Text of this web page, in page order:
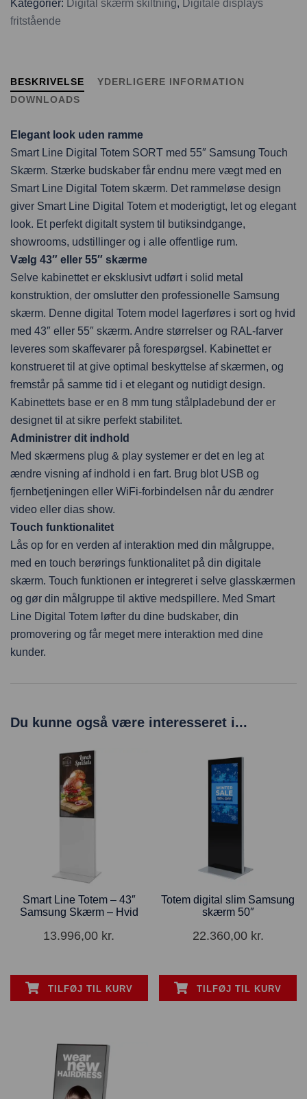
Kategorier: Digital skærm skiltning,
Digitale displays
fritstående
BESKRIVELSE
YDERLIGERE INFORMATION
DOWNLOADS
Elegant look uden ramme
Smart Line Digital Totem SORT med 55″ Samsung Touch
Skærm. Stærke budskaber får endnu mere vægt med en
Smart Line Digital Totem skærm. Det rammeløse design
giver Smart Line Digital Totem et moderigtigt, let og elegant
look. Et perfekt digitalt system til butiksindgange,
showrooms, udstillinger og i alle offentlige rum.
Vælg 43″ eller 55″ skærme
Selve kabinettet er eksklusivt udført i solid metal
konstruktion, der omslutter den professionelle Samsung
skærm. Denne digital Totem model lagerføres i sort og hvid
med 43″ eller 55″ skærm. Andre størrelser og RAL-farver
leveres som skaffevarer på forespørgsel. Kabinettet er
konstrueret til at give optimal beskyttelse af skærmen, og
fremstår på samme tid i et elegant og nutidigt design.
Kabinettets base er en 8 mm tung stålpladebund der er
designet til at sikre perfekt stabilitet.
Administrer dit indhold
Med skærmens plug & play systemer er det en leg at
ændre visning af indhold i en fart. Brug blot USB og
fjernbetjeningen eller WiFi-forbindelsen når du ændrer
video eller dias show.
Touch funktionalitet
Lås op for en verden af ​​interaktion med din målgruppe,
med en touch berørings funktionalitet på din digitale
skærm. Touch funktionen er integreret i selve glasskærmen
og gør din målgruppe til aktive medspillere. Med Smart
Line Digital Totem løfter du dine budskaber, din
promovering og får meget mere interaktion med dine
kunder.
Du kunne også være interesseret i...
Smart Line Totem – 43″
Samsung Skærm – Hvid
13.996,00 kr.
TILFØJ TIL KURV
Totem digital slim Samsung
skærm 50″
22.360,00 kr.
TILFØJ TIL KURV